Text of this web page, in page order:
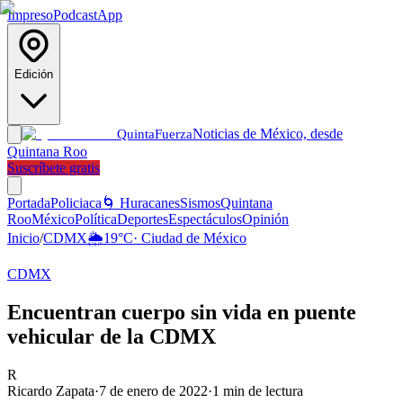
ImpresoPodcastApp
Edición
QuintaFuerzaNoticias de México, desde
Quintana Roo
Suscríbete gratis
PortadaPoliciaca 🌀 HuracanesSismosQuintana
RooMéxicoPolíticaDeportesEspectáculosOpinión
Inicio/CDMX🌦️19°C· Ciudad de México
CDMX
Encuentran cuerpo sin vida en puente
vehicular de la CDMX
R
Ricardo Zapata·7 de enero de 2022·1 min de lectura